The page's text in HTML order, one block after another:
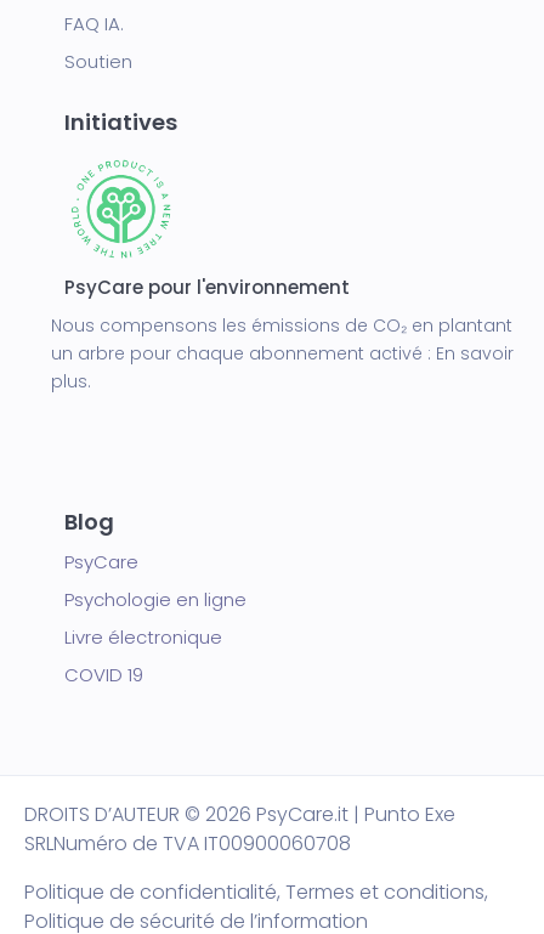
FAQ IA.
Soutien
Initiatives
PsyCare pour l'environnement
Nous compensons les émissions de CO₂ en plantant
un arbre pour chaque abonnement activé : En savoir
plus.
Blog
PsyCare
Psychologie en ligne
Livre électronique
COVID 19
DROITS D’AUTEUR © 2026 PsyCare.it | Punto Exe
SRLNuméro de TVA IT00900060708
Politique de confidentialité, Termes et conditions,
Politique de sécurité de l’information